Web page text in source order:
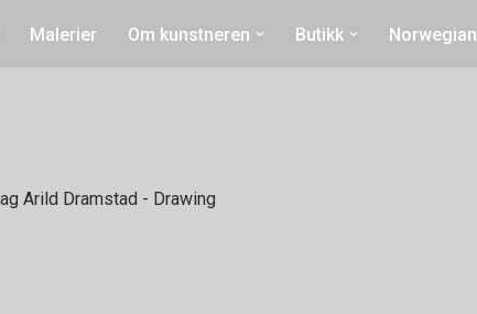
Malerier Om kunstneren Butikk Norwegian